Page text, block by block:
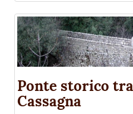
Ponte storico
Cassagna